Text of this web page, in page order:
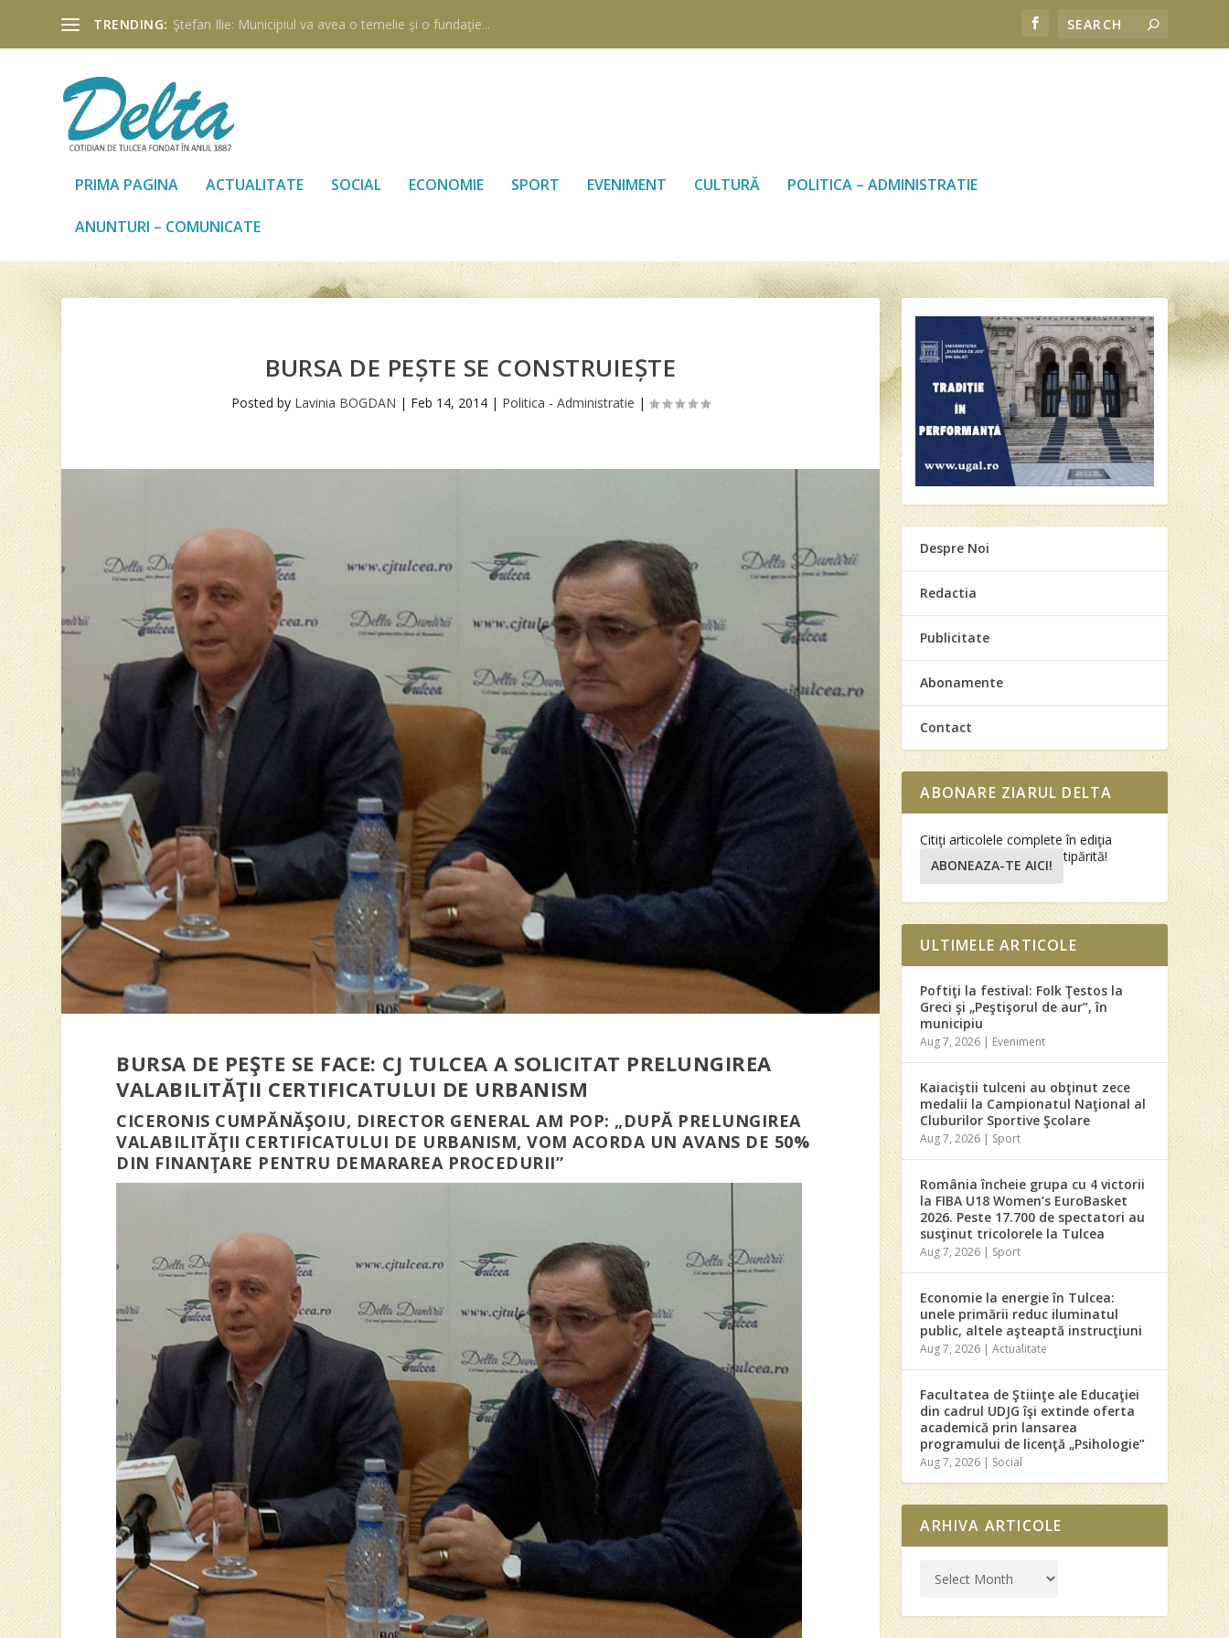
TRENDING: Ştefan Ilie: Municipiul va avea o temelie şi o fundaţie...
PRIMA PAGINA ACTUALITATE SOCIAL ECONOMIE SPORT EVENIMENT CULTURĂ POLITICA – ADMINISTRATIE
ANUNTURI – COMUNICATE
BURSA DE PEȘTE SE CONSTRUIEȘTE
Posted by Lavinia BOGDAN | Feb 14, 2014 | Politica - Administratie |
BURSA DE PEŞTE SE FACE: CJ TULCEA A SOLICITAT PRELUNGIREA
VALABILITĂŢII CERTIFICATULUI DE URBANISM
CICERONIS CUMPĂNĂŞOIU, DIRECTOR GENERAL AM POP: „DUPĂ PRELUNGIREA
VALABILITĂŢII CERTIFICATULUI DE URBANISM, VOM ACORDA UN AVANS DE 50%
DIN FINANŢARE PENTRU DEMARAREA PROCEDURII”
Despre Noi
Redactia
Publicitate
Abonamente
Contact
ABONARE ZIARUL DELTA
Citiţi articolele complete în ediţia
tipărită!
ABONEAZA-TE AICI!
ULTIMELE ARTICOLE
Poftiţi la festival: Folk Ţestos la
Greci şi „Peştişorul de aur”, în
municipiu
Aug 7, 2026 | Eveniment
Kaiaciştii tulceni au obţinut zece
medalii la Campionatul Naţional al
Cluburilor Sportive Şcolare
Aug 7, 2026 | Sport
România încheie grupa cu 4 victorii
la FIBA U18 Women’s EuroBasket
2026. Peste 17.700 de spectatori au
susţinut tricolorele la Tulcea
Aug 7, 2026 | Sport
Economie la energie în Tulcea:
unele primării reduc iluminatul
public, altele aşteaptă instrucţiuni
Aug 7, 2026 |Actualitate
Facultatea de Ştiinţe ale Educaţiei
din cadrul UDJG îşi extinde oferta
academică prin lansarea
programului de licenţă „Psihologie”
Aug 7, 2026 | Social
ARHIVA ARTICOLE